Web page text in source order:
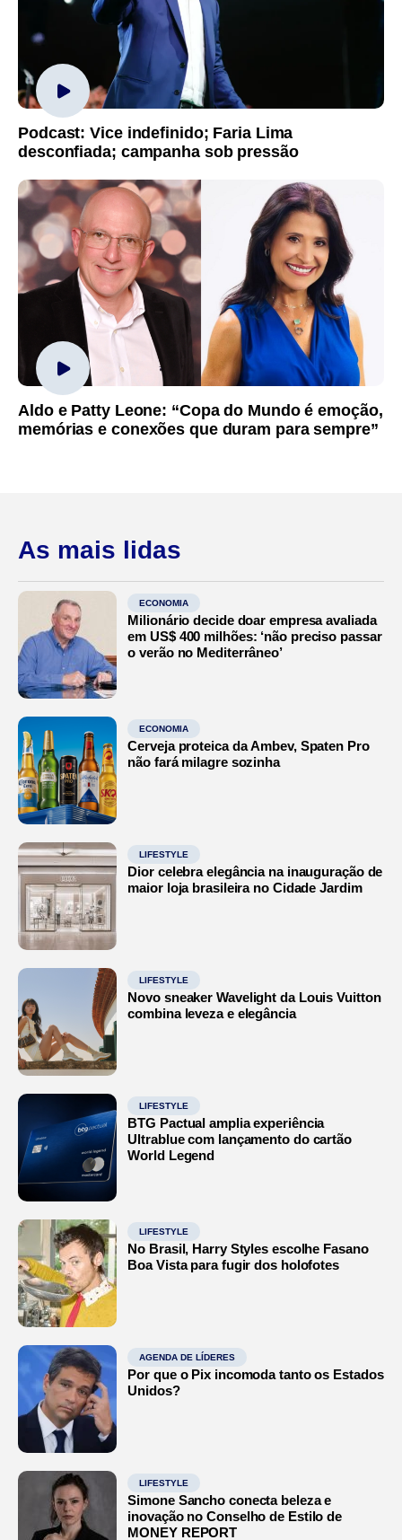
Podcast: Vice indefinido; Faria Lima
desconfiada; campanha sob pressão
Aldo e Patty Leone: “Copa do Mundo é emoção,
memórias e conexões que duram para sempre”
As mais lidas
ECONOMIA
Milionário decide doar empresa avaliada
em US$ 400 milhões: ‘não preciso passar
o verão no Mediterrâneo’
ECONOMIA
Cerveja proteica da Ambev, Spaten Pro
não fará milagre sozinha
LIFESTYLE
Dior celebra elegância na inauguração de
maior loja brasileira no Cidade Jardim
LIFESTYLE
Novo sneaker Wavelight da Louis Vuitton
combina leveza e elegância
LIFESTYLE
BTG Pactual amplia experiência
Ultrablue com lançamento do cartão
World Legend
LIFESTYLE
No Brasil, Harry Styles escolhe Fasano
Boa Vista para fugir dos holofotes
AGENDA DE LÍDERES
Por que o Pix incomoda tanto os Estados
Unidos?
LIFESTYLE
Simone Sancho conecta beleza e
inovação no Conselho de Estilo de
MONEY REPORT